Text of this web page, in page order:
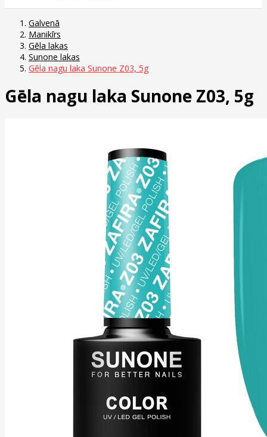
Galvenā
Manikīrs
Gēla lakas
Sunone lakas
Gēla nagu laka Sunone Z03, 5g
Gēla nagu laka Sunone Z03, 5g